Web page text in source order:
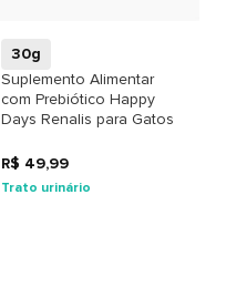
30g
Suplemento Alimentar
com Prebiótico Happy
Days Renalis para Gatos
R$ 49,99
Trato urinário